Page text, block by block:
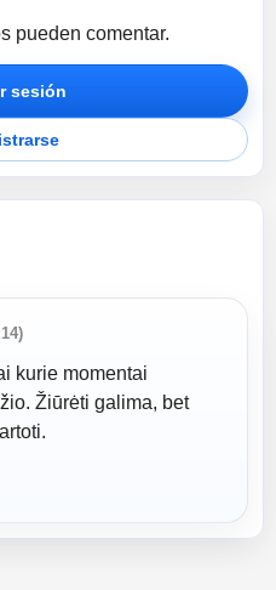
pueden comentar.
sesión
kurie momentai
Žiūrėti galima, bet